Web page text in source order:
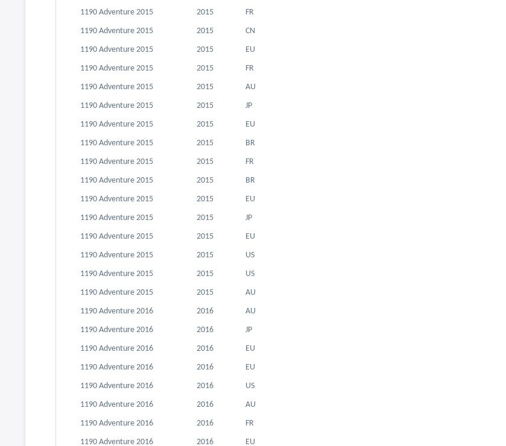
1190 Adventure 2015 2015 FR
1190 Adventure 2015 2015 CN
1190 Adventure 2015 2015 EU
1190 Adventure 2015 2015 FR
1190 Adventure 2015 2015 AU
1190 Adventure 2015 2015 JP
1190 Adventure 2015 2015 EU
1190 Adventure 2015 2015 BR
1190 Adventure 2015 2015 FR
1190 Adventure 2015 2015 BR
1190 Adventure 2015 2015 EU
1190 Adventure 2015 2015 JP
1190 Adventure 2015 2015 EU
1190 Adventure 2015 2015 US
1190 Adventure 2015 2015 US
1190 Adventure 2015 2015 AU
1190 Adventure 2016 2016 AU
1190 Adventure 2016 2016 JP
1190 Adventure 2016 2016 EU
1190 Adventure 2016 2016 EU
1190 Adventure 2016 2016 US
1190 Adventure 2016 2016 AU
1190 Adventure 2016 2016 FR
1190 Adventure 2016 2016 EU